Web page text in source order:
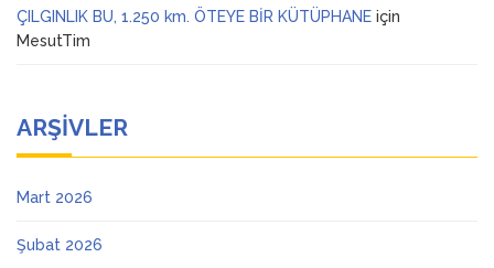
ÇILGINLIK BU, 1.250 km. ÖTEYE BİR KÜTÜPHANE için
MesutTim
ARŞIVLER
Mart 2026
Şubat 2026